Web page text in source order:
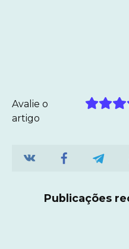
Avalie o
artigo
Publicações